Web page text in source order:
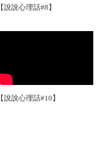
【說說心理話#8】
【說說心理話#10】